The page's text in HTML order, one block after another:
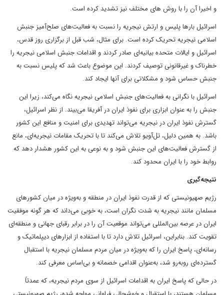
و اخیرا آن را با روش های مختلف نیز تشدید کرده است.
اسرائیل بارها پلیس و ارتش نیجریه را نسبت به فعالیت‌های صلح‌آمیز جنبش
اسلامی نیجریه تحریک کرده است. برای مثال، شب قبل از برگزاری روز قدس،
اسرائیل و ایالات متحده بیانیه‌ای صادر کردند و اقدامات جنبش اسلامی نیجریه را
خطرناک و غیرقانونی توصیف کردند. این موضوع باعث شد که پلیس نسبت به
جنبش حساس شود و مشکلاتی برای آنها ایجاد کند.
اسرائیل با نگرانی به فعالیت‌های جنبش اسلامی نیجریه نگاه می‌کند، زیرا این
جنبش را به عنوان ابزاری برای نفوذ ایران در آفریقا می‌بیند. از نظر اسرائیل،
گسترش نفوذ ایران در نیجریه می‌تواند تهدیدی برای امنیت و منافع این کشور
باشد. به همین دلیل، تل‌آویو تلاش می‌کند تا با تحریک مقامات نیجریه‌ای، مانع
از گسترش فعالیت‌های این جنبش شود و به نوعی به این کشور هشدار دهد که
روابط خود را با ایران محدود کند.
نتیجه‌گیری
رژیم صهیونیستی که از قدرت نفوذ ایران در منطقه و به‌ویژه در میان کشورهای
مسلمان مانند نیجریه به شدت نگران است، به خوبی می‌داند که هر گونه موفقیت
ایران در عرصه بین‌المللی می‌تواند موقعیت آن را در برابر رقبای جهانی و منطقه‌ای
تقویت کند. بنابراین، اسرائیل تلاش دارد تا با استفاده از ابزارهای دیپلماتیک و
رسانه‌ای، پاسخ ایران را که به‌ویژه در میان مردم مسلمان نیجریه با استقبال
گسترده‌ای روبه‌رو شد، به‌عنوان اقدامی خصمانه و بی‌اساس معرفی کند.
در حالی که پاسخ ایران به اقدامات اسرائیل از سوی مردم نیجریه، که عمدتاً